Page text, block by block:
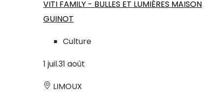
VITI FAMILY - BULLES ET LUMIÈRES MAISON
GUINOT
Culture
1 juil.31 août
LIMOUX